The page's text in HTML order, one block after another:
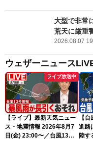
大型で非常
荒天に厳重
2026.08.07
ウェザーニュース
ライブ放送中
【ライブ】最新天気ニュー
ス・地震情報 2026年8月7
日(金) 23:00〜／台風13号
【
進路
陸す